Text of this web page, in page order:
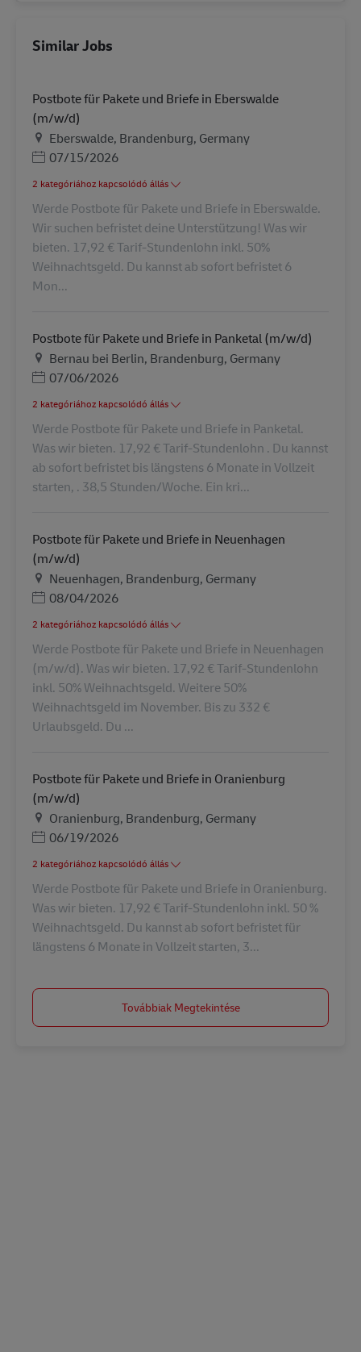
Similar Jobs
Postbote für Pakete und Briefe in Eberswalde
(m/w/d)
Helyszín
Eberswalde, Brandenburg, Germany
Posted Date
07/15/2026
2 kategóriához kapcsolódó állás
Werde Postbote für Pakete und Briefe in Eberswalde.
Wir suchen befristet deine Unterstützung! Was wir
bieten. 17,92 € Tarif-Stundenlohn inkl. 50%
Weihnachtsgeld. Du kannst ab sofort befristet 6
Mon...
Postbote für Pakete und Briefe in Panketal (m/w/d)
Helyszín
Bernau bei Berlin, Brandenburg, Germany
Posted Date
07/06/2026
2 kategóriához kapcsolódó állás
Werde Postbote für Pakete und Briefe in Panketal.
Was wir bieten. 17,92 € Tarif-Stundenlohn . Du kannst
ab sofort befristet bis längstens 6 Monate in Vollzeit
starten, . 38,5 Stunden/Woche. Ein kri...
Postbote für Pakete und Briefe in Neuenhagen
(m/w/d)
Helyszín
Neuenhagen, Brandenburg, Germany
Posted Date
08/04/2026
2 kategóriához kapcsolódó állás
Werde Postbote für Pakete und Briefe in Neuenhagen
(m/w/d). Was wir bieten. 17,92 € Tarif-Stundenlohn
inkl. 50% Weihnachtsgeld. Weitere 50%
Weihnachtsgeld im November. Bis zu 332 €
Urlaubsgeld. Du ...
Postbote für Pakete und Briefe in Oranienburg
(m/w/d)
Helyszín
Oranienburg, Brandenburg, Germany
Posted Date
06/19/2026
2 kategóriához kapcsolódó állás
Werde Postbote für Pakete und Briefe in Oranienburg.
Was wir bieten. 17,92 € Tarif-Stundenlohn inkl. 50 %
Weihnachtsgeld. Du kannst ab sofort befristet für
längstens 6 Monate in Vollzeit starten, 3...
Továbbiak Megtekintése